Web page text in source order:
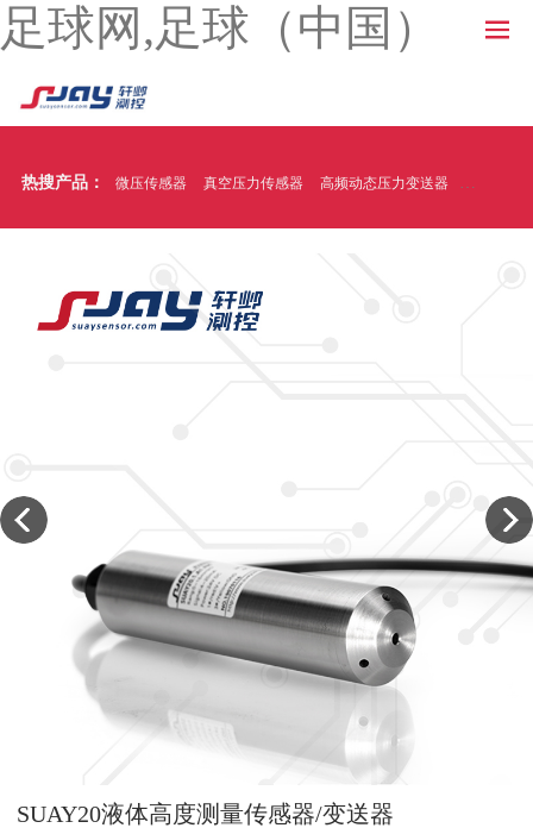
足球网,足球（中国）
热搜产品： 微压传感器 真空压力传感器 高频动态压力变送器 温压一体
SUAY20液体高度测量传感器/变送器